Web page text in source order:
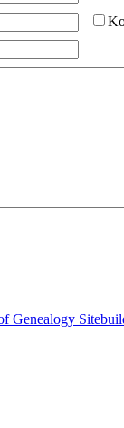
Genealogy